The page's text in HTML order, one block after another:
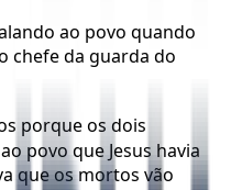
ao povo quando
chefe da guarda do
porque os dois
povo que Jesus havia
que os mortos vão